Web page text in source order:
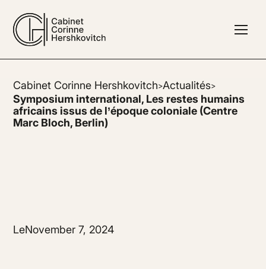
Cabinet Corinne Hershkovitch>Actualités>
Symposium international, Les restes humains
africains issus de l’époque coloniale (Centre
Marc Bloch, Berlin)
LeNovember 7, 2024